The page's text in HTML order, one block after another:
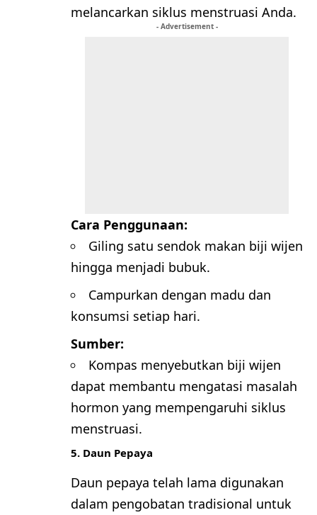
melancarkan siklus menstruasi Anda.
- Advertisement -
Cara Penggunaan:
Giling satu sendok makan biji wijen
hingga menjadi bubuk.
Campurkan dengan madu dan
konsumsi setiap hari.
Sumber:
Kompas menyebutkan biji wijen
dapat membantu mengatasi masalah
hormon yang mempengaruhi siklus
menstruasi.
5. Daun Pepaya
Daun pepaya telah lama digunakan
dalam pengobatan tradisional untuk